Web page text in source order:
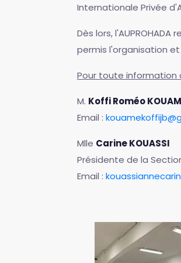
Internationale Privée
Dès lors,
permis l'organisation
Pour toute information
M. Koffi Roméo
Email :
Mlle Carine KOUASSI
Présidente de la Section
Email :